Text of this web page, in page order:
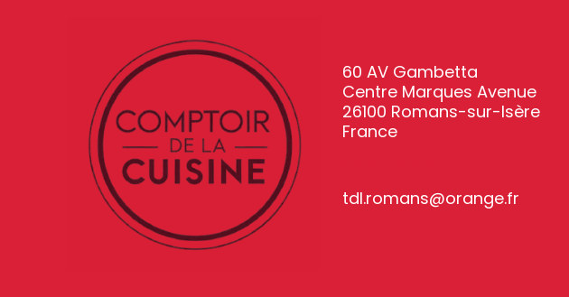
60 AV Gambetta
Centre Marques Avenue
26100 Romans-sur-Isère
France
tdl.romans@orange.fr